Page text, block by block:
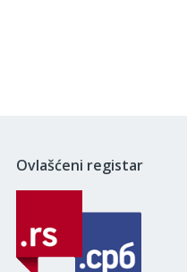
Ovlašćeni registar